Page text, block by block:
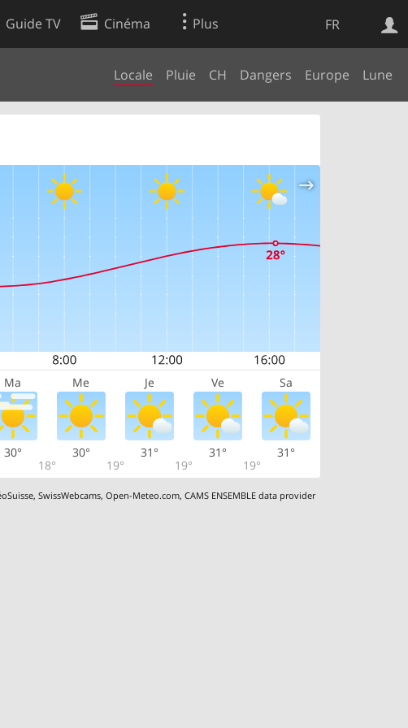
FR
Guide TV Cinéma Plus
Locale Pluie CH Dangers Europe Lune
Ma Me Je Ve Sa
30°
18°
30°
19°
31°
19°
31°
19°
31°
,SwissWebcams,Open-Meteo.com,CAMS ENSEMBLE data provider
Web